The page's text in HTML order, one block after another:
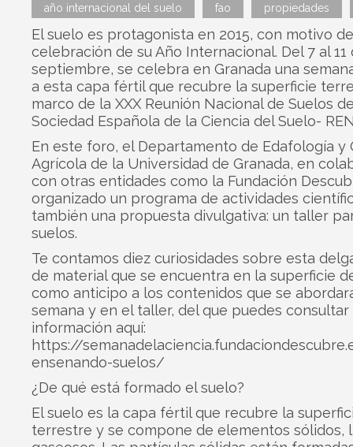
año internacional del suelo fao propiedades
El suelo es protagonista en 2015, con motivo
celebración de su Año Internacional. Del 7 al 11
septiembre, se celebra en Granada una
a esta capa fértil que recubre la superficie
marco de la XXX Reunión Nacional de Suelos
Sociedad Española de la Ciencia del Suelo-
En este foro, el Departamento de Edafología y
Agrícola de la Universidad de Granada, en
con otras entidades como la Fundación
organizado un programa de actividades
también una propuesta divulgativa: un taller
suelos.
Te contamos diez curiosidades sobre esta
de material que se encuentra en la superficie
como anticipo a los contenidos que se
semana y en el taller, del que puedes
información aquí:
https://
ensenando-suelos/
¿De qué está formado el suelo?
El suelo es la capa fértil que recubre la
terrestre y se compone de elementos sólidos,